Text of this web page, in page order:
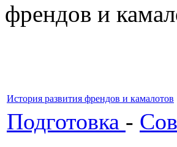
френдов и
История развития френдов и камалотов
Подготовка -